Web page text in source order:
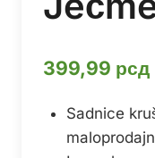
399,99 рсд
Sadnice